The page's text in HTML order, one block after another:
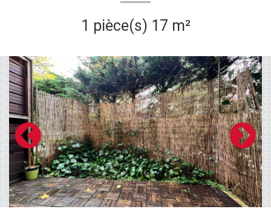
1 pièce(s) 17 m²